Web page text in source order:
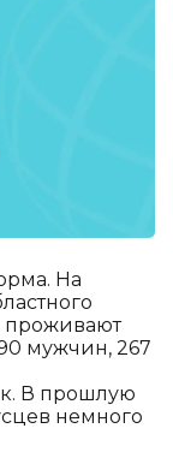
На
проживают
мужчин, 267
В прошлую
немного